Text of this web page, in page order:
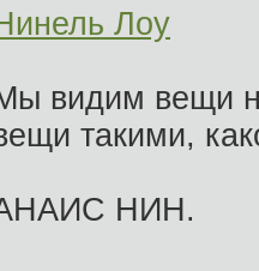
Лоу
видим вещи
такими,
НИН.